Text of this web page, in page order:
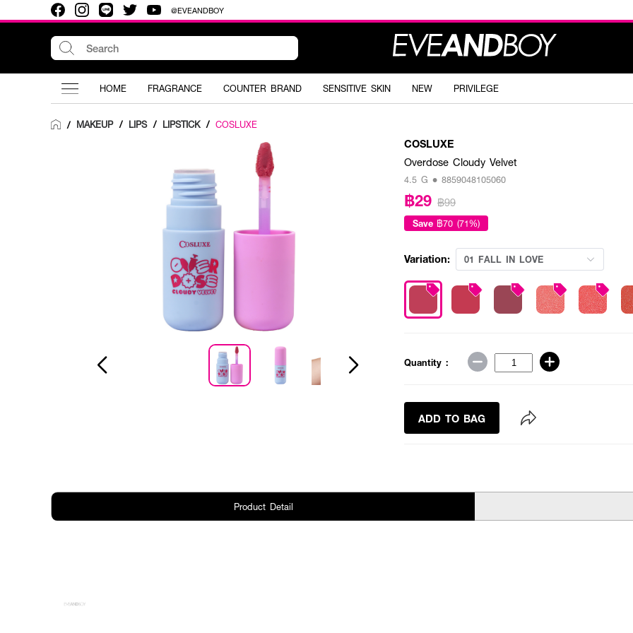
@EVEANDBOY
HOME FRAGRANCE COUNTER BRAND SENSITIVE SKIN NEW PRIVILEGE
/ MAKEUP / LIPS / LIPSTICK / COSLUXE
COSLUXE
Overdose Cloudy Velvet
4.5 G • 8859048105060
฿29 ฿99
Save ฿70 (71%)
Variation: 01 FALL IN LOVE
Quantity :
ADD TO BAG
Product Detail